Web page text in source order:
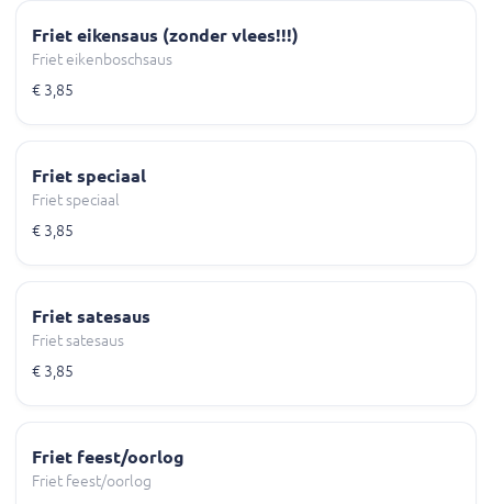
Friet eikensaus (zonder vlees!!!)
Friet eikenboschsaus
€ 3,85
Friet speciaal
Friet speciaal
€ 3,85
Friet satesaus
Friet satesaus
€ 3,85
Friet feest/oorlog
Friet feest/oorlog